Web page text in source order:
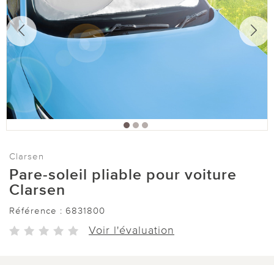
Clarsen
Pare-soleil pliable pour voiture
Clarsen
Référence : 6831800
Voir l'évaluation